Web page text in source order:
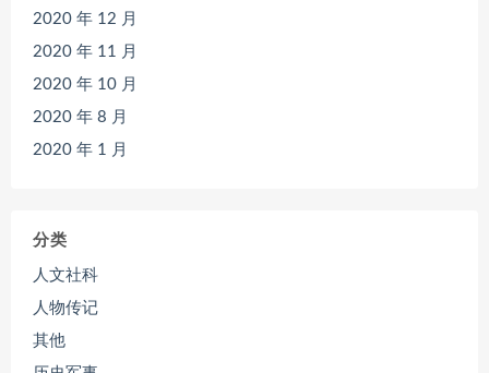
2020 年 12 月
2020 年 11 月
2020 年 10 月
2020 年 8 月
2020 年 1 月
分类
人文社科
人物传记
其他